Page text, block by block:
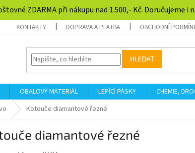
ZDARMA při nákupu nad 1.500,- Kč. Doručujeme i
KONTAKTY DOPRAVA A PLATBA OBCHODNÍ
HLEDAT
OBALOVÝ MATERIÁL LEPÍCÍ PÁSKY CHEMIE,
Kotouče diamantové řezné
diamantové řezné